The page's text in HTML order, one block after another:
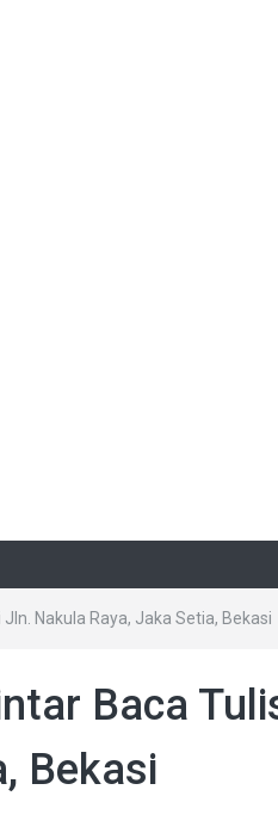
Nakula Raya, Jaka Setia, Bekasi
Baca
Bekasi